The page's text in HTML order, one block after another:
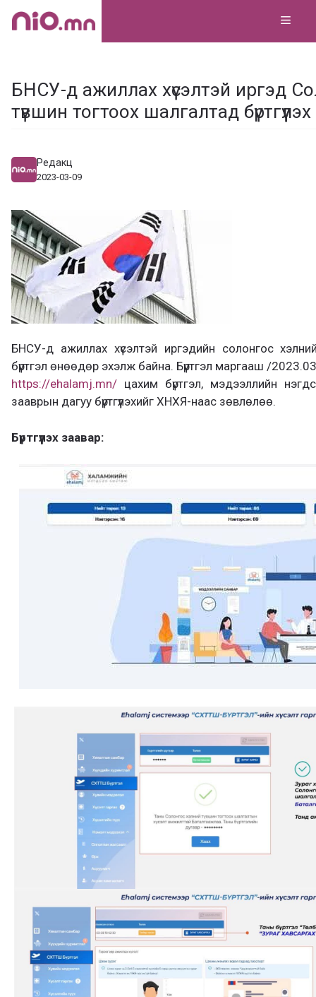
Skip
БНСУ-д ажиллах хүсэлтэй иргэд
түвшин тогтоох шалгалтад
Редакц
2023-03-09
БНСУ-д ажиллах хүсэлтэй иргэдийн солонгос
бүртгэл өнөөдөр эхэлж байна. Бүртгэл маргааш /
https://ehalamj.mn/ цахим бүртгэл, мэдээллийн
зааврын дагуу бүртгүүлэхийг ХНХЯ-наас зөвлөлөө.
Бүртгүүлэх заавар: